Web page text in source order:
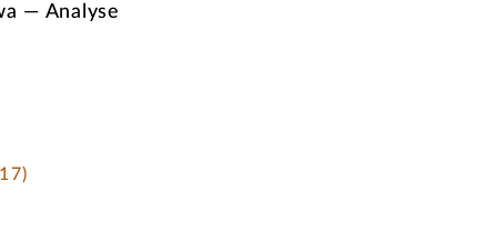
— Analyse